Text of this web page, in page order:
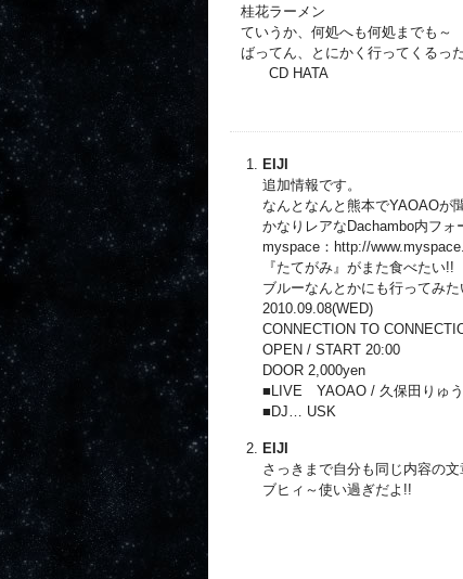
桂花ラーメン
ていうか、何処へも何処までも～
ばってん、とにかく行ってくるっ
CD HATA
EIJI
追加情報です。
なんとなんと熊本でYAOAOが
かなりレアなDachambo内フォ
myspace：http://
『たてがみ』がまた食べたい!!
ブルーなんとかにも行ってみた
2010.09.08(WED)
CONNECTION TO
OPEN / START 20:00
DOOR 2,000yen
■LIVE YAOAO / 久保田りゅ
■DJ… USK
EIJI
さっきまで自分も同じ内容の文
ブヒィ～使い過ぎだよ!!